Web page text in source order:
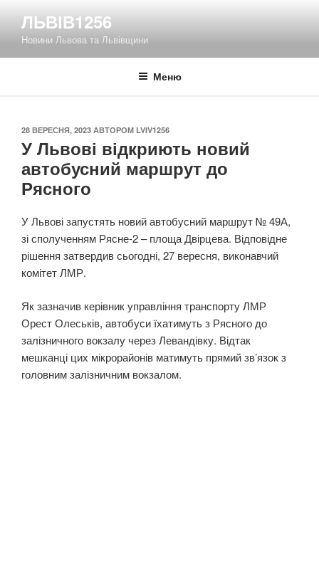
вмісту
ЛЬВІВ1256
Новини Львова та Львівщини
Меню
ОПУБЛІКОВАНО
28 ВЕРЕСНЯ, 2023 АВТОРОМ LVIV1256
У Львові відкриють новий
автобусний маршрут до
Рясного
У Львові запустять новий автобусний маршрут № 49А,
зі сполученням Рясне-2 – площа Двірцева. Відповідне
рішення затвердив сьогодні, 27 вересня, виконавчий
комітет ЛМР.
Як зазначив керівник управління транспорту ЛМР
Орест Олеськів, автобуси їхатимуть з Рясного до
залізничного вокзалу через Левандівку. Відтак
мешканці цих мікрорайонів матимуть прямий зв’язок з
головним залізничним вокзалом.